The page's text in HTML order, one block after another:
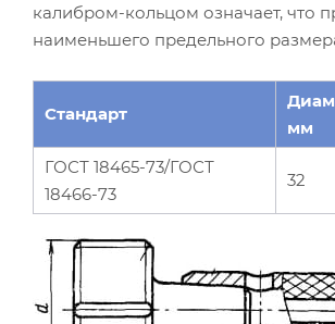
калибром-кольцом означает, что
наименьшего предельного
Стандарт
мм
ГОСТ 18465-73/ГОСТ
18466-73
32